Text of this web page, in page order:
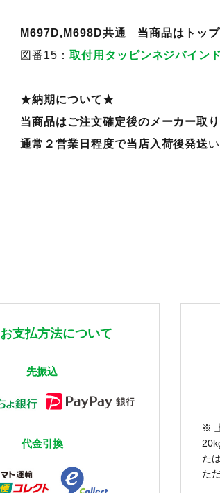
M697D,M698D共通 当商品はトップ
図番15： 取付用タッピンネジバイン
★納期について★
当商品はご注文確定後のメーカー取
通常２営業日程度で当店入荷後発送
お支払方法について
先振込
代金引換
※
た
た